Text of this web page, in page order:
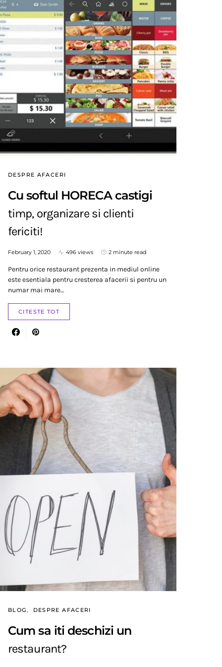
DESPRE AFACERI
Cu softul HORECA castigi
timp, organizare si clienti
fericiti!
February 1, 2020 496 views 2 minute read
Pentru orice restaurant prezenta in mediul online
este esentiala pentru cresterea afacerii si pentru un
numar mai mare…
CITESTE TOT
BLOG DESPRE AFACERI
Cum sa iti deschizi un
restaurant?